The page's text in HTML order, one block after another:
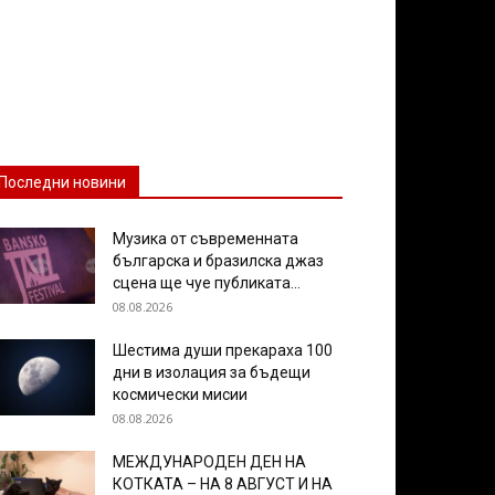
новини
Музика от съвременната
българска и бразилска джаз
сцена ще чуе публиката...
08.08.2026
Шестима души прекараха 100
дни в изолация за бъдещи
космически мисии
08.08.2026
МЕЖДУНАРОДЕН ДЕН НА
КОТКАТА – НА 8 АВГУСТ И НА